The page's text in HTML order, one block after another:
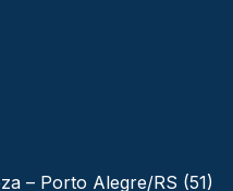
– Porto Alegre/RS (51)